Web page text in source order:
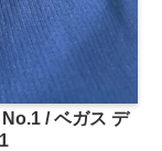
/ ベガス デ